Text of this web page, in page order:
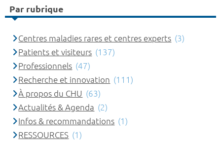
Par rubrique
Centres maladies rares et centres experts (3)
Patients et visiteurs (137)
Professionnels (47)
Recherche et innovation (111)
À propos du CHU (63)
Actualités & Agenda (2)
Infos & recommandations (1)
RESSOURCES (1)